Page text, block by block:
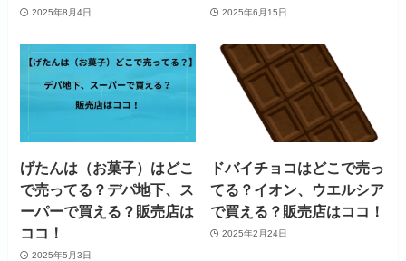
2025年8月4日 2025年6月15日
げたんは（お菓子）はどこ
で売ってる？デパ地下、ス
ーパーで買える？販売店は
ココ！
2025年5月3日
ドバイチョコはどこで売っ
てる？イオン、ウエルシア
で買える？販売店はココ！
2025年2月24日